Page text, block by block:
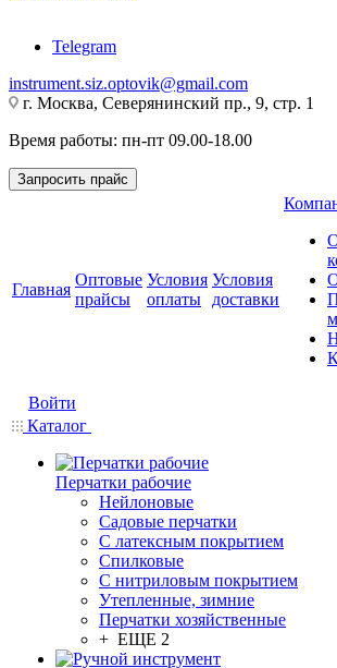
Telegram
instrument.siz.optovik@gmail.com
г. Москва, Северянинский пр., 9, стр. 1
Время работы: пн-пт 09.00-18.00
Запросить прайс
Главная
Оптовые
прайсы
Условия
оплаты
Условия
доставки
Войти
Каталог
Перчатки рабочие
Нейлоновые
Садовые перчатки
С латексным покрытием
Cпилковые
С нитриловым покрытием
Утепленные, зимние
Перчатки хозяйственные
+ ЕЩЕ 2